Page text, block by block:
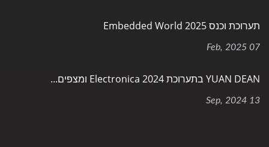
תערוכת וכנס Embedded World 2025
07 Feb, 2025
YUAN DEAN בתערוכת Electronica 2024 ומצפים...
13 Sep, 2024